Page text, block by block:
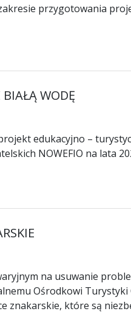
przygotowania
BIAŁĄ WODĘ
edukacyjno –
NOWEFIO na lata
na usuwanie
Ośrodkowi Turystyki
znakarskie, które są